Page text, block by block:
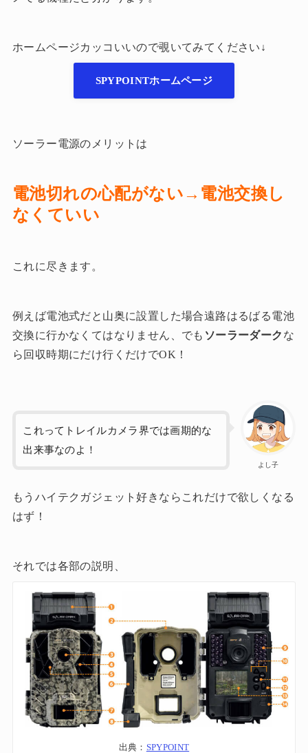
ホームページカッコいいので覗いてみてください↓
SPYPOINTホームページ
ソーラー電源のメリットは
電池切れの心配がない→電池交換し
なくていい
これに尽きます。
例えば電池式だと山奥に設置した場合遠路はるばる電池
交換に行かなくてはなりません、でも ソーラーダーク な
ら回収時期にだけ行くだけでOK！
よし子
これってトレイルカメラ界では画期的な
出来事なのよ！
もうハイテクガジェット好きならこれだけで欲しくなる
はず！
それでは各部の説明、
出典： SPYPOINT